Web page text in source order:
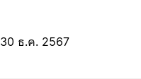
30 ธ.ค. 2567